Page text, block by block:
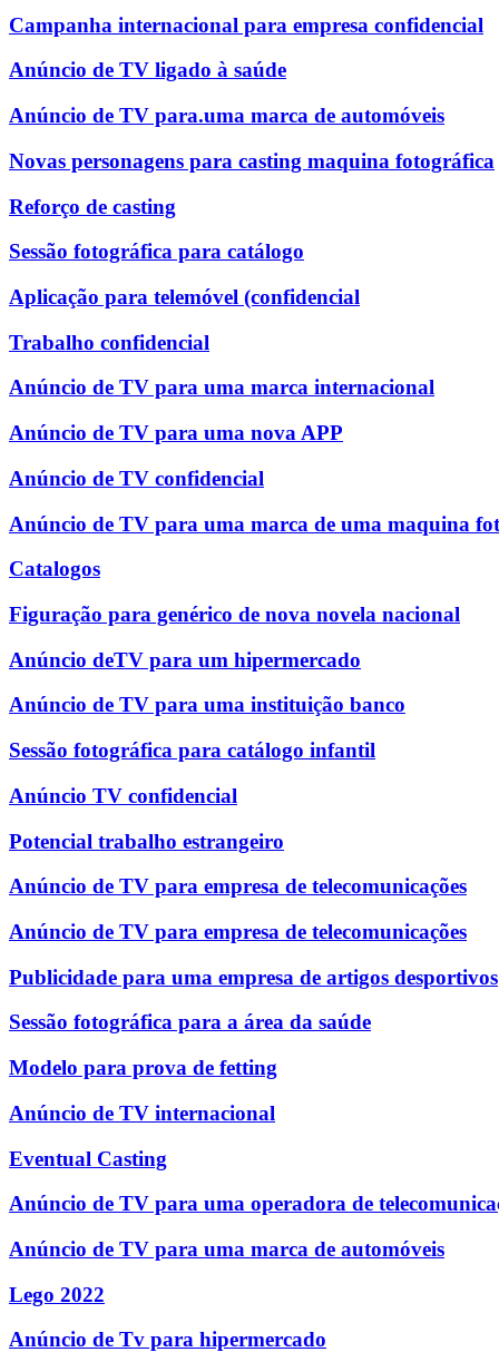
Campanha internacional para empresa confidencial
Anúncio de TV ligado à saúde
Anúncio de TV para.uma marca de automóveis
Novas personagens para casting maquina fotográfica
Reforço de casting
Sessão fotográfica para catálogo
Aplicação para telemóvel (confidencial
Trabalho confidencial
Anúncio de TV para uma marca internacional
Anúncio de TV para uma nova APP
Anúncio de TV confidencial
Anúncio de TV para uma marca de uma maquina
Catalogos
Figuração para genérico de nova novela nacional
Anúncio deTV para um hipermercado
Anúncio de TV para uma instituição banco
Sessão fotográfica para catálogo infantil
Anúncio TV confidencial
Potencial trabalho estrangeiro
Anúncio de TV para empresa de telecomunicações
Anúncio de TV para empresa de telecomunicações
Publicidade para uma empresa de artigos desportivos
Sessão fotográfica para a área da saúde
Modelo para prova de fetting
Anúncio de TV internacional
Eventual Casting
Anúncio de TV para uma operadora de
Anúncio de TV para uma marca de automóveis
Lego 2022
Anúncio de Tv para hipermercado